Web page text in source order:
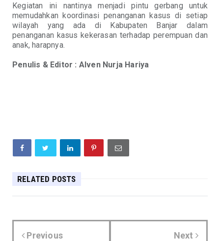
Kegiatan ini nantinya menjadi pintu gerbang untuk
memudahkan koordinasi penanganan kasus di setiap
wilayah yang ada di Kabupaten Banjar dalam
penanganan kasus kekerasan terhadap perempuan dan
anak, harapnya.
Penulis & Editor : Alven Nurja Hariya
RELATED POSTS
Previous Next